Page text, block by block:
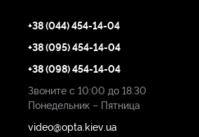
+38 (044) 454-14-04
+38 (095) 454-14-04
+38 (098) 454-14-04
Звоните с 10:00 до 18:30
Понедельник – Пятница
video@opta.kiev.ua